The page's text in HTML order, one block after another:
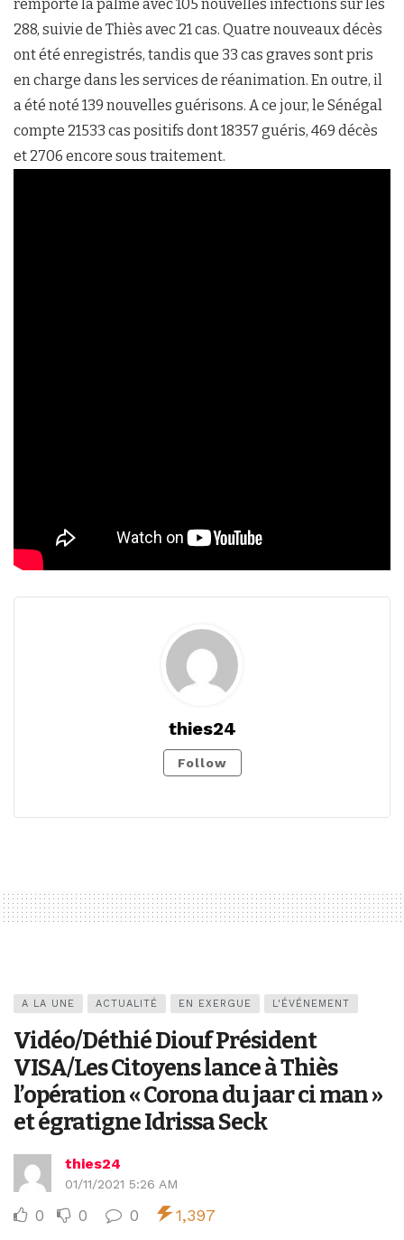
remporte la palme avec 105 nouvelles infections sur les
288, suivie de Thiès avec 21 cas. Quatre nouveaux décès
ont été enregistrés, tandis que 33 cas graves sont pris
en charge dans les services de réanimation. En outre, il
a été noté 139 nouvelles guérisons. A ce jour, le Sénégal
compte 21533 cas positifs dont 18357 guéris, 469 décès
et 2706 encore sous traitement.
thies24
Follow
A LA UNE ACTUALITÉ EN EXERGUE L'ÉVÉNEMENT
Vidéo/Déthié Diouf Président
VISA/Les Citoyens lance à Thiès
l’opération « Corona du jaar ci man »
et égratigne Idrissa Seck
thies24
01/11/2021 5:26 AM
0 0 0 1,397